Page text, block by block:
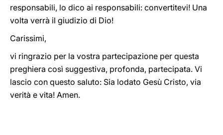
responsabili, lo dico ai responsabili: convertitevi! Una
volta verrà il giudizio di Dio!
Carissimi,
vi ringrazio per la vostra partecipazione per questa
preghiera così suggestiva, profonda, partecipata. Vi
lascio con questo saluto: Sia lodato Gesù Cristo, via
verità e vita! Amen.